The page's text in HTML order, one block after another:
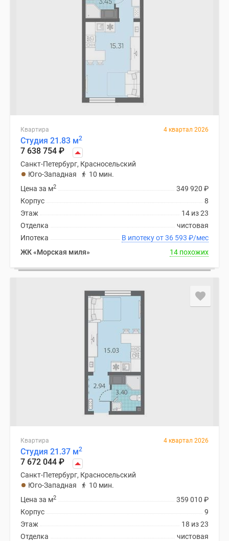
Квартира 4 квартал 2026
Студия 21.83 м2
7 638 754 ₽
Санкт-Петербург, Красносельский
Юго-Западная
10 мин.
349 920 ₽
Цена за м2
8
Корпус
14 из 23
Этаж
чистовая
Отделка
В ипотеку от 36 593 ₽/мес
Ипотека
ЖК «Морская миля»
14 похожих
Квартира 4 квартал 2026
Студия 21.37 м2
7 672 044 ₽
Санкт-Петербург, Красносельский
Юго-Западная
10 мин.
359 010 ₽
Цена за м2
9
Корпус
18 из 23
Этаж
чистовая
Отделка